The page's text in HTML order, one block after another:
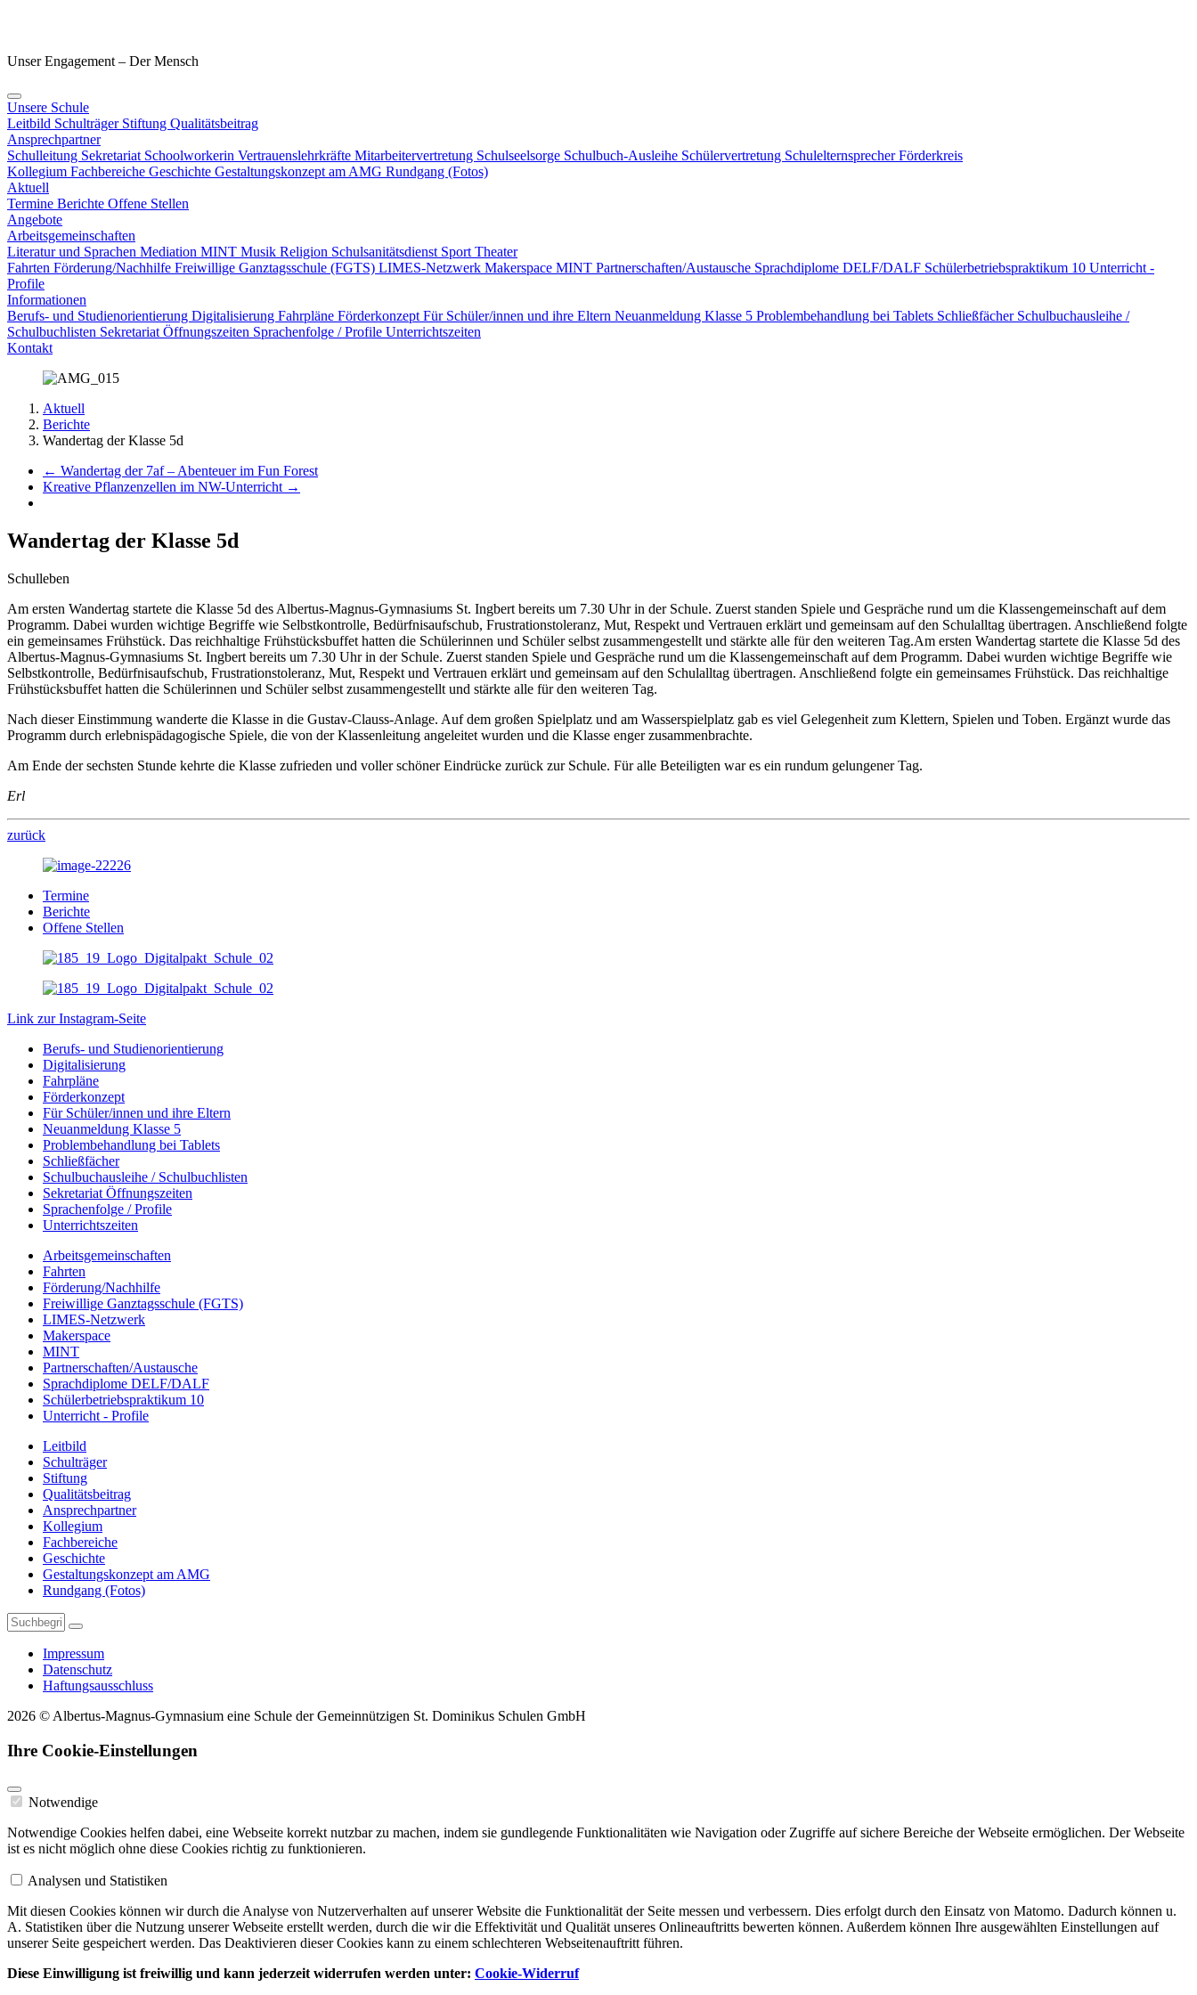
Unser Engagement – Der Mensch
Unsere Schule
Leitbild Schulträger Stiftung Qualitätsbeitrag
Ansprechpartner
Schulleitung Sekretariat Schoolworkerin Vertrauenslehrkräfte Mitarbeitervertretung Schulseelsorge Schulbuch-Ausleihe Schülervertretung SchulelternsprecherFörderkreis
Kollegium Fachbereiche Geschichte Gestaltungskonzept am AMG Rundgang (Fotos)
Aktuell
Termine Berichte Offene Stellen
Angebote
Arbeitsgemeinschaften
Literatur und Sprachen Mediation MINT Musik Religion Schulsanitätsdienst Sport Theater
Fahrten Förderung/Nachhilfe Freiwillige Ganztagsschule (FGTS) LIMES-Netzwerk Makerspace MINT Partnerschaften/Austausche Sprachdiplome DELF/DALF Schülerbetriebspraktikum 10 Unterricht -
Profile
Informationen
Berufs- und Studienorientierung Digitalisierung Fahrpläne Förderkonzept Für Schüler/innen und ihre Eltern Neuanmeldung Klasse 5 Problembehandlung bei Tablets Schließfächer Schulbuchausleihe /
Schulbuchlisten Sekretariat Öffnungszeiten Sprachenfolge / Profile Unterrichtszeiten
Kontakt
Aktuell
Berichte
Wandertag der Klasse 5d
← Wandertag der 7af – Abenteuer im Fun Forest
Kreative Pflanzenzellen im NW-Unterricht →
Wandertag der Klasse 5d
Schulleben
Am ersten Wandertag startete die Klasse 5d des Albertus-Magnus-Gymnasiums St. Ingbert bereits um 7.30 Uhr in der Schule. Zuerst standen Spiele und Gespräche rund um die Klassengemeinschaft auf dem
Programm. Dabei wurden wichtige Begriffe wie Selbstkontrolle, Bedürfnisaufschub, Frustrationstoleranz, Mut, Respekt und Vertrauen erklärt und gemeinsam auf den Schulalltag übertragen. Anschließend folgte
ein gemeinsames Frühstück. Das reichhaltige Frühstücksbuffet hatten die Schülerinnen und Schüler selbst zusammengestellt und stärkte alle für den weiteren Tag.Am ersten Wandertag startete die Klasse 5d des
Albertus-Magnus-Gymnasiums St. Ingbert bereits um 7.30 Uhr in der Schule. Zuerst standen Spiele und Gespräche rund um die Klassengemeinschaft auf dem Programm. Dabei wurden wichtige Begriffe wie
Selbstkontrolle, Bedürfnisaufschub, Frustrationstoleranz, Mut, Respekt und Vertrauen erklärt und gemeinsam auf den Schulalltag übertragen. Anschließend folgte ein gemeinsames Frühstück. Das reichhaltige
Frühstücksbuffet hatten die Schülerinnen und Schüler selbst zusammengestellt und stärkte alle für den weiteren Tag.
Nach dieser Einstimmung wanderte die Klasse in die Gustav-Clauss-Anlage. Auf dem großen Spielplatz und am Wasserspielplatz gab es viel Gelegenheit zum Klettern, Spielen und Toben. Ergänzt wurde das
Programm durch erlebnispädagogische Spiele, die von der Klassenleitung angeleitet wurden und die Klasse enger zusammenbrachte.
Am Ende der sechsten Stunde kehrte die Klasse zufrieden und voller schöner Eindrücke zurück zur Schule. Für alle Beteiligten war es ein rundum gelungener Tag.
Erl
zurück
Termine
Berichte
Offene Stellen
Link zur Instagram-Seite
Berufs- und Studienorientierung
Digitalisierung
Fahrpläne
Förderkonzept
Für Schüler/innen und ihre Eltern
Neuanmeldung Klasse 5
Problembehandlung bei Tablets
Schließfächer
Schulbuchausleihe / Schulbuchlisten
Sekretariat Öffnungszeiten
Sprachenfolge / Profile
Unterrichtszeiten
Arbeitsgemeinschaften
Fahrten
Förderung/Nachhilfe
Freiwillige Ganztagsschule (FGTS)
LIMES-Netzwerk
Makerspace
MINT
Partnerschaften/Austausche
Sprachdiplome DELF/DALF
Schülerbetriebspraktikum 10
Unterricht - Profile
Leitbild
Schulträger
Stiftung
Qualitätsbeitrag
Ansprechpartner
Kollegium
Fachbereiche
Geschichte
Gestaltungskonzept am AMG
Rundgang (Fotos)
Impressum
Datenschutz
Haftungsausschluss
2026 © Albertus-Magnus-Gymnasium eine Schule der Gemeinnützigen St. Dominikus Schulen GmbH
Ihre Cookie-Einstellungen
Notwendige
Notwendige Cookies helfen dabei, eine Webseite korrekt nutzbar zu machen, indem sie gundlegende Funktionalitäten wie Navigation oder Zugriffe auf sichere Bereiche der Webseite ermöglichen. Der Webseite
ist es nicht möglich ohne diese Cookies richtig zu funktionieren.
Analysen und Statistiken
Mit diesen Cookies können wir durch die Analyse von Nutzerverhalten auf unserer Website die Funktionalität der Seite messen und verbessern. Dies erfolgt durch den Einsatz von Matomo. Dadurch können u.
A. Statistiken über die Nutzung unserer Webseite erstellt werden, durch die wir die Effektivität und Qualität unseres Onlineauftritts bewerten können. Außerdem können Ihre ausgewählten Einstellungen auf
unserer Seite gespeichert werden. Das Deaktivieren dieser Cookies kann zu einem schlechteren Webseitenauftritt führen.
Diese Einwilligung ist freiwillig und kann jederzeit widerrufen werden unter: Cookie-Widerruf